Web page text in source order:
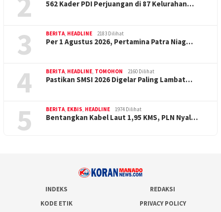
562 Kader PDI Perjuangan di 87 Kelurahan…
3 BERITA, HEADLINE 2183 Dilihat
Per 1 Agustus 2026, Pertamina Patra Niag…
4 BERITA, HEADLINE, TOMOHON 2160 Dilihat
Pastikan SMSI 2026 Digelar Paling Lambat…
5 BERITA, EKBIS, HEADLINE 1974 Dilihat
Bentangkan Kabel Laut 1,95 KMS, PLN Nyal…
INDEKS
REDAKSI
KODE ETIK
PRIVACY POLICY